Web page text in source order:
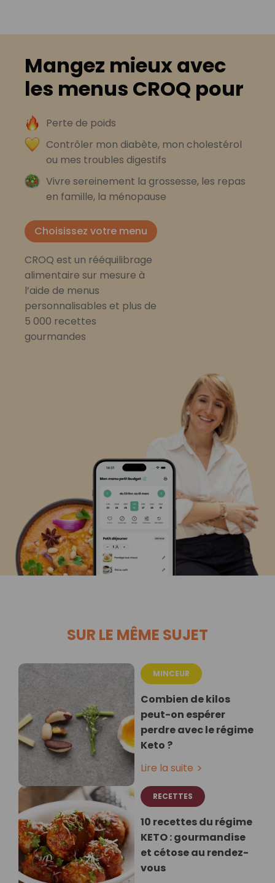
Mangez mieux avec
les menus CROQ pour
Perte de poids
Contrôler mon diabète, mon cholestérol
ou mes troubles digestifs
Vivre sereinement la grossesse, les repas
en famille, la ménopause
Choisissez votre menu
CROQ est un rééquilibrage
alimentaire sur mesure à
l’aide de menus
personnalisables et plus de
5 000 recettes
gourmandes
SUR LE MÊME SUJET
MINCEUR
Combien de kilos
peut-on espérer
perdre avec le régime
Keto ?
Lire la suite
RECETTES
10 recettes du régime
KETO : gourmandise
et cétose au rendez-
vous